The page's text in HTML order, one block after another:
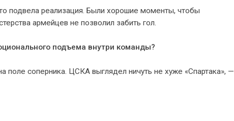
подвела реализация. Были хорошие моменты, чтобы
армейцев не позволил забить гол.
подъема внутри команды?
соперника. ЦСКА выглядел ничуть не хуже «Спартака», —